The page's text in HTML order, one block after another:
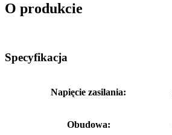
O produkcie
Specyfikacja
Napięcie zasilania:
Obudowa: